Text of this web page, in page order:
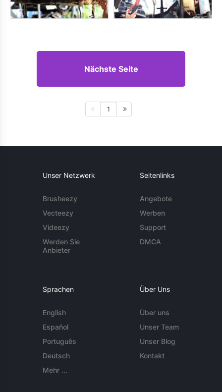
Nächste Seite
1
Unser Netzwerk
Brusheezy
Vecteezy
Videezy
Werden Sie
Anbieter
Seitenlinks
Angebote
Werben
Support
DMCA
Sprachen
English
Español
Português
Deutsch
Mehr ...
Über Uns
Über uns
Unser Team
Unser Blog
Kontakt